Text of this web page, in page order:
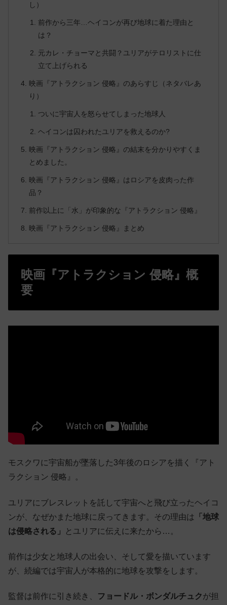
し）
前作から三年…ヘイコンが再び地球に着た理由と
は？
元カレ・チョーマと共闘？ユリアがテロリストに仕
立て上げられる
映画『アトラクション 侵略』のあらすじ（ネタバレあ
り）
ついに宇宙人を怒らせてしまった地球人
ヘイコンは囚われたユリアを救えるのか?
映画『アトラクション 侵略』の結末を分かりやすくま
とめました。
映画『アトラクション 侵略』はロシアを皮肉った作
品？
前作以上に「水」が印象的な『アトラクション 侵略』
映画『アトラクション 侵略』まとめ
映画『アトラクション 侵略』概
要
モスクワに宇宙船が墜落した3年後のロシアを描く『アト
ラクション 侵略』。
ユリアにブレスレットを託して宇宙へと飛び立ったヘイコ
ンが、なぜかまた地球に戻ってきます。その理由は
「地球
は侵略される」
とユリアに伝えに来たから…。
前作は少女と地球人の出会い、そして愛を描いています
が、続編では宇宙人が本格的に地球を攻撃をします。
監督は前作に引き続き、 フョードル・ボンダルチュクが担